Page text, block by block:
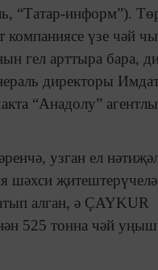
“Татар-информ”).
үзе чәй
гел арттыра бара, ди
директоры
“Анадолу”
узган ел
шәхси
алган, ә ÇAYKUR
525 тонна чәй